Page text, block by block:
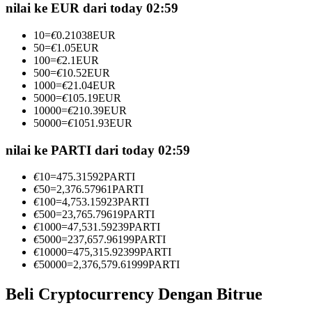
Menjadi Pedagang Salinan
Nikmati pembagian keuntungan dan komisi copy trading
Informasi
Analisis data besar termasuk info perdagangan, dll.
nilai ke EUR dari today 02:59
10=€0.21038EUR
50=€1.05EUR
100=€2.1EUR
500=€10.52EUR
1000=€21.04EUR
5000=€105.19EUR
10000=€210.39EUR
50000=€1051.93EUR
nilai ke PARTI dari today 02:59
€10=475.31592PARTI
€50=2,376.57961PARTI
€100=4,753.15923PARTI
€500=23,765.79619PARTI
€1000=47,531.59239PARTI
€5000=237,657.96199PARTI
€10000=475,315.92399PARTI
€50000=2,376,579.61999PARTI
Beli Cryptocurrency Dengan Bitrue